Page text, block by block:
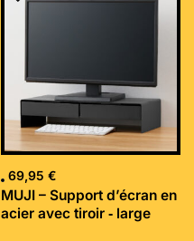
69,95 €
MUJI – Support d’écran en
acier avec tiroir ‐ large